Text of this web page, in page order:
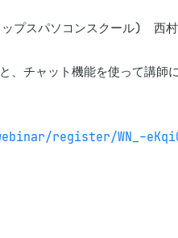
プスパソコンスクール)　西
、チャット機能を使って講師
register/WN_-